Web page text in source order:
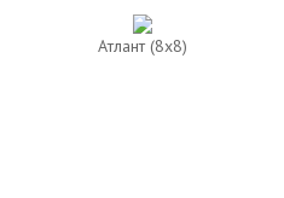
Атлант (8х8)